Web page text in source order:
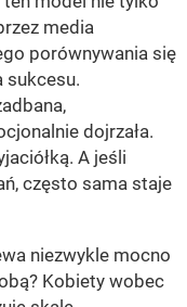
media
porównywania się
sukcesu.
dojrzała.
A jeśli
często sama staje
niezwykle mocno
Kobiety wobec